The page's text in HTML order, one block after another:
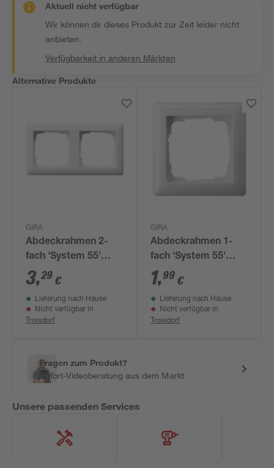
Aktuell nicht verfügbar
Wir können dir dieses Produkt zur Zeit leider nicht
anbieten.
Verfügbarkeit in anderen Märkten
Alternative Produkte
GIRA
Abdeckrahmen 2-
fach 'System 55'
reinweiß matt
3,29 €
Lieferung nach Hause
Nicht verfügbar in
Troisdorf
GIRA
Abdeckrahmen 1-
fach 'System 55'
reinweiß glänzend
1,99 €
Lieferung nach Hause
Nicht verfügbar in
Troisdorf
Fragen zum Produkt?
Sofort-Videoberatung aus dem Markt
Unsere passenden Services